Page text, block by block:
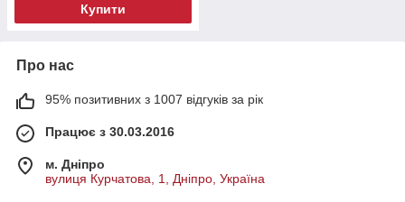
Купити
Про нас
95% позитивних з 1007 відгуків за рік
Працює з 30.03.2016
м. Дніпро
вулиця Курчатова, 1, Дніпро, Україна